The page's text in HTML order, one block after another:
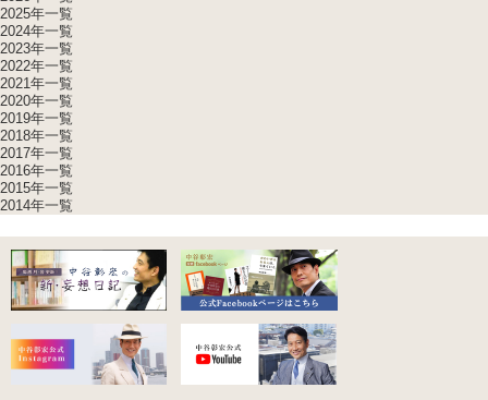
2025年一覧
2024年一覧
2023年一覧
2022年一覧
2021年一覧
2020年一覧
2019年一覧
2018年一覧
2017年一覧
2016年一覧
2015年一覧
2014年一覧